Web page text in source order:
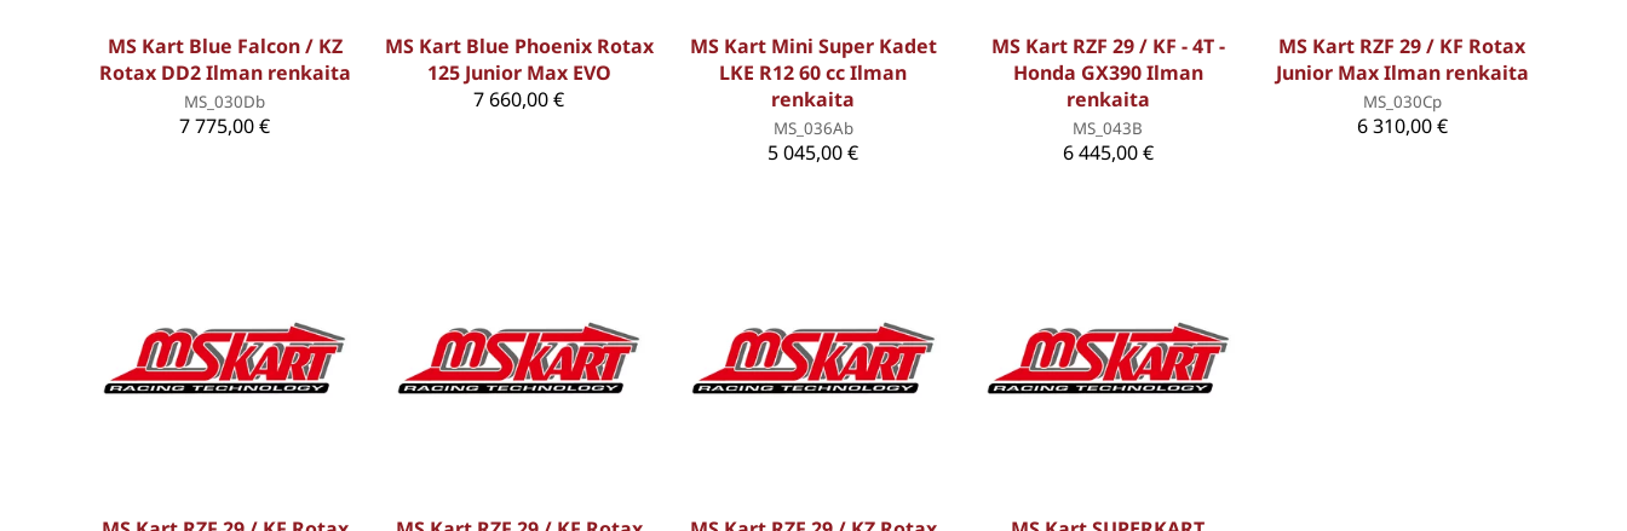
MS Kart Blue Falcon / KZ
Rotax DD2 Ilman renkaita
MS_030Db
7 775,00 €
MS Kart Blue Phoenix Rotax
125 Junior Max EVO
7 660,00 €
MS Kart Mini Super Kadet
LKE R12 60 cc Ilman
renkaita
MS_036Ab
5 045,00 €
MS Kart RZF 29 / KF - 4T -
Honda GX390 Ilman
renkaita
MS_043B
6 445,00 €
MS Kart RZF 29 / KF Rotax
Junior Max Ilman renkaita
MS_030Cp
6 310,00 €